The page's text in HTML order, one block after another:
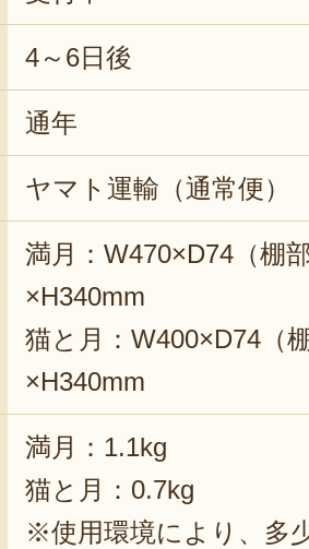
4～6日後
通年
ヤマト運輸（通常便）
満月：W470×D74（棚
×H340mm
猫と月：W400×D74（
×H340mm
満月：1.1kg
猫と月：0.7kg
※使用環境により、多